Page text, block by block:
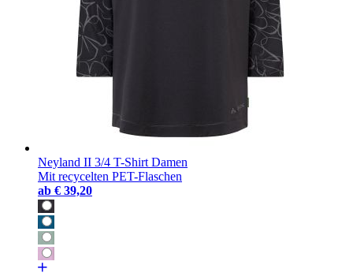
Neyland II 3/4 T-Shirt Damen
Mit recycelten PET-Flaschen
ab € 39,20